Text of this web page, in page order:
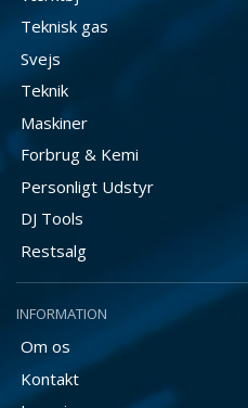
Teknisk gas
Svejs
Teknik
Maskiner
Forbrug & Kemi
Personligt Udstyr
DJ Tools
Restsalg
INFORMATION
Om os
Kontakt